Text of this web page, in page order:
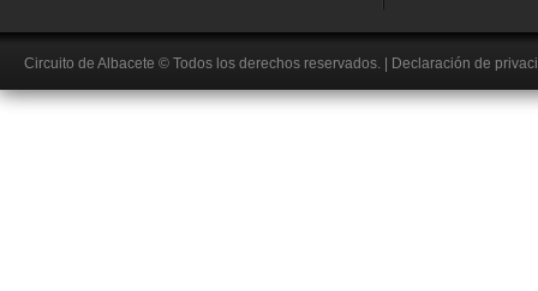
Circuito de Albacete © Todos los derechos reservados. Declaración de